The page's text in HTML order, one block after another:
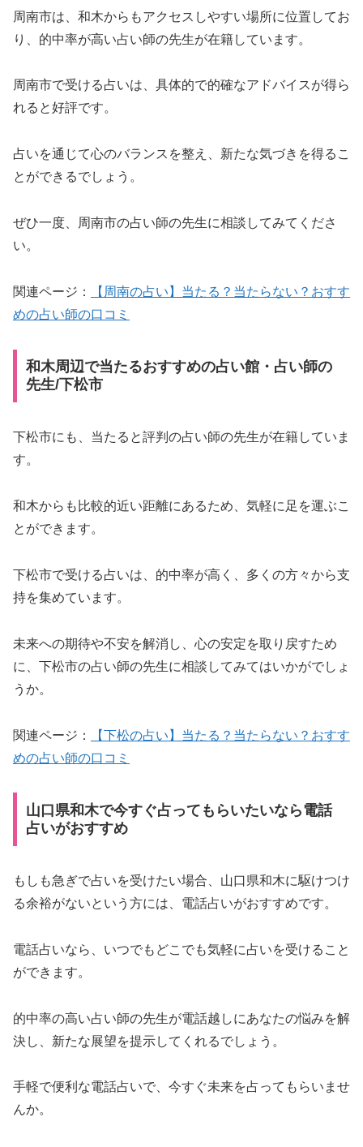
周南市は、和木からもアクセスしやすい場所に位置してお
り、的中率が高い占い師の先生が在籍しています。
周南市で受ける占いは、具体的で的確なアドバイスが得ら
れると好評です。
占いを通じて心のバランスを整え、新たな気づきを得るこ
とができるでしょう。
ぜひ一度、周南市の占い師の先生に相談してみてくださ
い。
関連ページ：
【周南の占い】当たる？当たらない？おすす
めの占い師の口コミ
和木周辺で当たるおすすめの占い館・占い師の
先生/下松市
下松市にも、当たると評判の占い師の先生が在籍していま
す。
和木からも比較的近い距離にあるため、気軽に足を運ぶこ
とができます。
下松市で受ける占いは、的中率が高く、多くの方々から支
持を集めています。
未来への期待や不安を解消し、心の安定を取り戻すため
に、下松市の占い師の先生に相談してみてはいかがでしょ
うか。
関連ページ：
【下松の占い】当たる？当たらない？おすす
めの占い師の口コミ
山口県和木で今すぐ占ってもらいたいなら電話
占いがおすすめ
もしも急ぎで占いを受けたい場合、山口県和木に駆けつけ
る余裕がないという方には、電話占いがおすすめです。
電話占いなら、いつでもどこでも気軽に占いを受けること
ができます。
的中率の高い占い師の先生が電話越しにあなたの悩みを解
決し、新たな展望を提示してくれるでしょう。
手軽で便利な電話占いで、今すぐ未来を占ってもらいませ
んか。